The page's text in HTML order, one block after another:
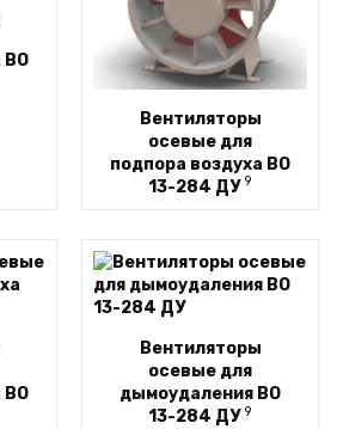
ВО
Вентиляторы
осевые для
подпора воздуха ВО
13-284 ДУ 9
ВО
Вентиляторы
осевые для
дымоудаления ВО
13-284 ДУ 9